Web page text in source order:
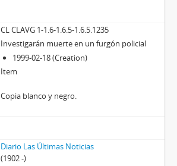
CL CLAVG 1-1.6-1.6.5-1.6.5.1235
Investigarán muerte en un furgón policial
1999-02-18 (Creation)
Item
Copia blanco y negro.
Diario Las Últimas Noticias
(1902 -)